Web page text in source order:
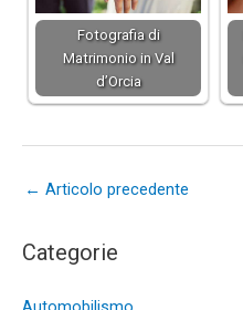
Fotografia di
Matrimonio in Val
d’Orcia
← Articolo precedente
Categorie